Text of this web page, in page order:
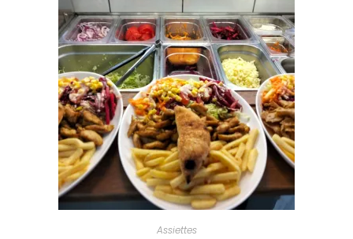
Assiettes